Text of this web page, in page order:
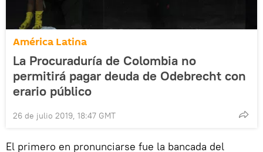
América Latina
La Procuraduría de Colombia no
permitirá pagar deuda de Odebrecht con
erario público
26 de julio 2019, 18:47 GMT
El primero en pronunciarse fue la bancada del